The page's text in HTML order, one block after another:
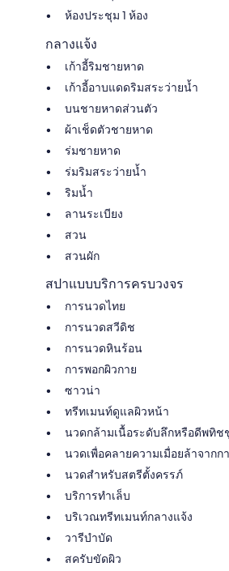
ห้องประชุม 1 ห้อง
กลางแจ้ง
เก้าอี้ริมชายหาด
เก้าอี้อาบแดดริมสระว่ายน้ำ
บนชายหาดส่วนตัว
ผ้าเช็ดตัวชายหาด
ร่มชายหาด
ร่มริมสระว่ายน้ำ
ริมน้ำ
ลานระเบียง
สวน
สวนผัก
สปาแบบบริการครบวงจร
การนวดไทย
การนวดสวีดิช
การนวดหินร้อน
การพอกผิวกาย
ซาวน่า
ทรีทเมนท์ดูแลผิวหน้า
นวดกล้ามเนื้อระดับลึกหรือดีพทิช
นวดเพื่อคลายความเมื่อยล้าจากก
นวดสำหรับสตรีตั้งครรภ์
บริการทำเล็บ
บริเวณทรีทเมนท์กลางแจ้ง
วารีบำบัด
สครับขัดผิว